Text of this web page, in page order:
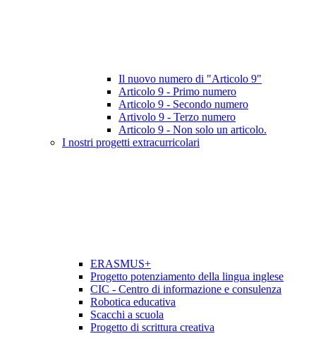
Il nuovo numero di "Articolo 9"
Articolo 9 - Primo numero
Articolo 9 - Secondo numero
Artivolo 9 - Terzo numero
Articolo 9 - Non solo un articolo.
I nostri progetti extracurricolari
ERASMUS+
Progetto potenziamento della lingua inglese
CIC - Centro di informazione e consulenza
Robotica educativa
Scacchi a scuola
Progetto di scrittura creativa